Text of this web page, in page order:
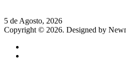
5 de Agosto, 2026
Copyright © 2026. Designed by